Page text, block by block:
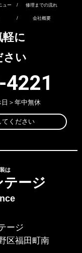
ュー / 修理までの流れ
/ 会社概要
に
さい
＞年中無休
てください
は
テージ
ージ
区福田町南